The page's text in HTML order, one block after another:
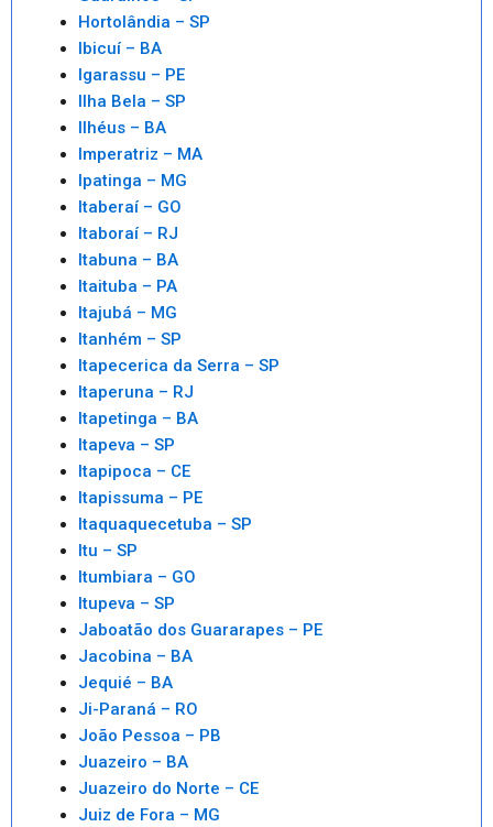
Hortolândia – SP
Ibicuí – BA
Igarassu – PE
Ilha Bela – SP
Ilhéus – BA
Imperatriz – MA
Ipatinga – MG
Itaberaí – GO
Itaboraí – RJ
Itabuna – BA
Itaituba – PA
Itajubá – MG
Itanhém – SP
Itapecerica da Serra – SP
Itaperuna – RJ
Itapetinga – BA
Itapeva – SP
Itapipoca – CE
Itapissuma – PE
Itaquaquecetuba – SP
Itu – SP
Itumbiara – GO
Itupeva – SP
Jaboatão dos Guararapes – PE
Jacobina – BA
Jequié – BA
Ji-Paraná – RO
João Pessoa – PB
Juazeiro – BA
Juazeiro do Norte – CE
Juiz de Fora – MG